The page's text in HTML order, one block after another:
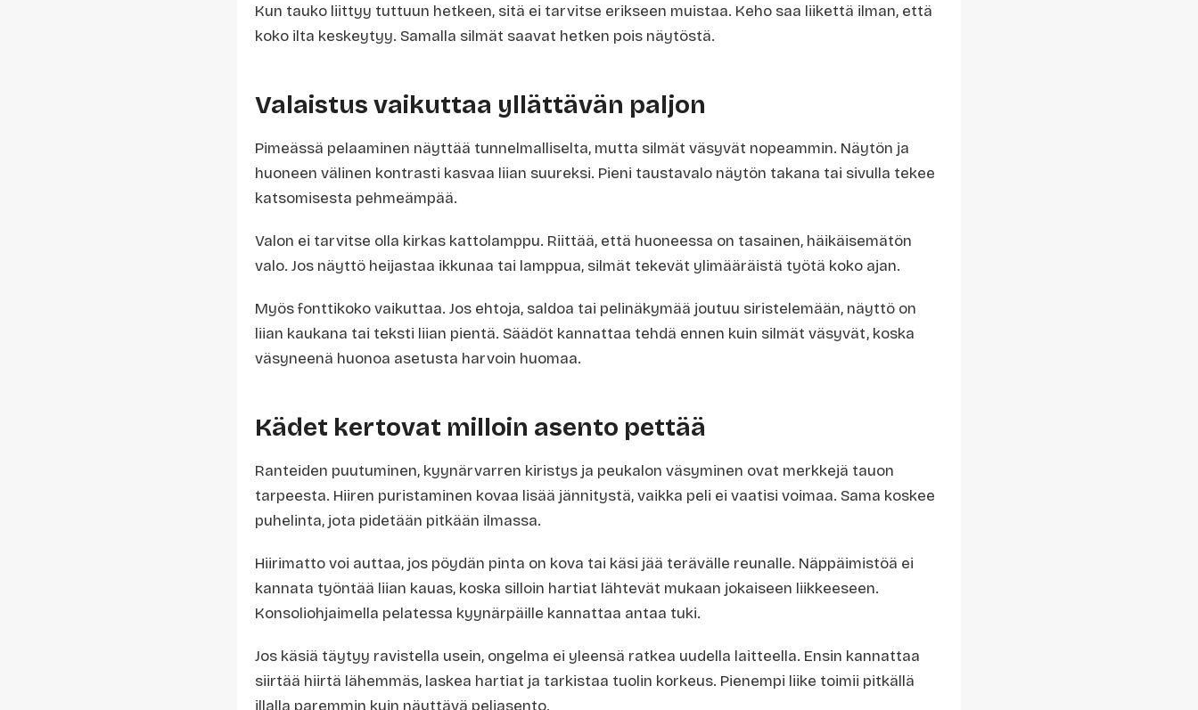
Kun tauko liittyy tuttuun hetkeen, sitä ei tarvitse erikseen muistaa. Keho saa liikettä ilman, että
koko ilta keskeytyy. Samalla silmät saavat hetken pois näytöstä.
Valaistus vaikuttaa yllättävän paljon
Pimeässä pelaaminen näyttää tunnelmalliselta, mutta silmät väsyvät nopeammin. Näytön ja
huoneen välinen kontrasti kasvaa liian suureksi. Pieni taustavalo näytön takana tai sivulla tekee
katsomisesta pehmeämpää.
Valon ei tarvitse olla kirkas kattolamppu. Riittää, että huoneessa on tasainen, häikäisemätön
valo. Jos näyttö heijastaa ikkunaa tai lamppua, silmät tekevät ylimääräistä työtä koko ajan.
Myös fonttikoko vaikuttaa. Jos ehtoja, saldoa tai pelinäkymää joutuu siristelemään, näyttö on
liian kaukana tai teksti liian pientä. Säädöt kannattaa tehdä ennen kuin silmät väsyvät, koska
väsyneenä huonoa asetusta harvoin huomaa.
Kädet kertovat milloin asento pettää
Ranteiden puutuminen, kyynärvarren kiristys ja peukalon väsyminen ovat merkkejä tauon
tarpeesta. Hiiren puristaminen kovaa lisää jännitystä, vaikka peli ei vaatisi voimaa. Sama koskee
puhelinta, jota pidetään pitkään ilmassa.
Hiirimatto voi auttaa, jos pöydän pinta on kova tai käsi jää terävälle reunalle. Näppäimistöä ei
kannata työntää liian kauas, koska silloin hartiat lähtevät mukaan jokaiseen liikkeeseen.
Konsoliohjaimella pelatessa kyynärpäille kannattaa antaa tuki.
Jos käsiä täytyy ravistella usein, ongelma ei yleensä ratkea uudella laitteella. Ensin kannattaa
siirtää hiirtä lähemmäs, laskea hartiat ja tarkistaa tuolin korkeus. Pienempi liike toimii pitkällä
illalla paremmin kuin näyttävä peliasento.